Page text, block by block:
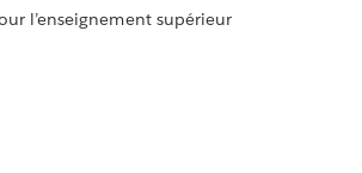
l’enseignement supérieur